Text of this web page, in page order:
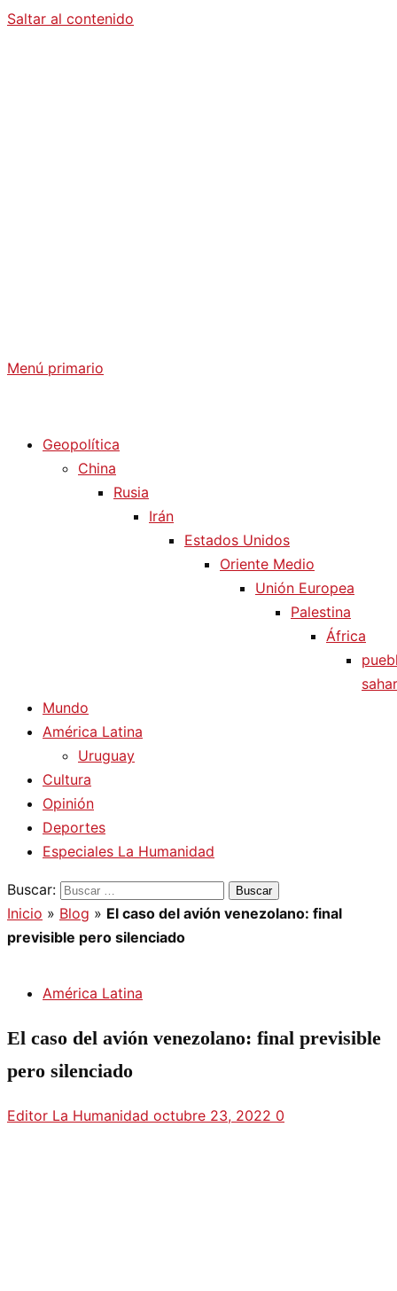
Saltar al contenido
Menú primario
Geopolítica
China
Rusia
Irán
Estados Unidos
Oriente Medio
Unión Europea
Palestina
África
Mundo
América Latina
Uruguay
Cultura
Opinión
Deportes
Especiales La Humanidad
Buscar:
Inicio » Blog » El caso del avión venezolano: final
previsible pero silenciado
América Latina
El caso del avión venezolano: final previsible
pero silenciado
Editor La Humanidad octubre 23, 2022 0